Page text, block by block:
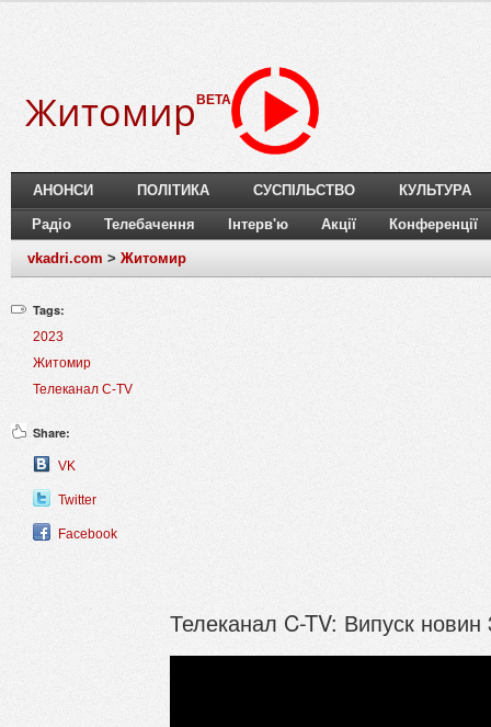
Житомир BETA
АНОНСИ ПОЛІТИКА СУСПІЛЬСТВО КУЛЬТУРА
Радіо Телебачення Інтерв'ю Акції Конференції
vkadri.com > Житомир
Tags:
2023
Житомир
Телеканал C-TV
Share:
VK
Twitter
Facebook
Телеканал C-TV: Випуск